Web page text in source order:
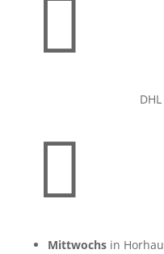


Mittwochsin